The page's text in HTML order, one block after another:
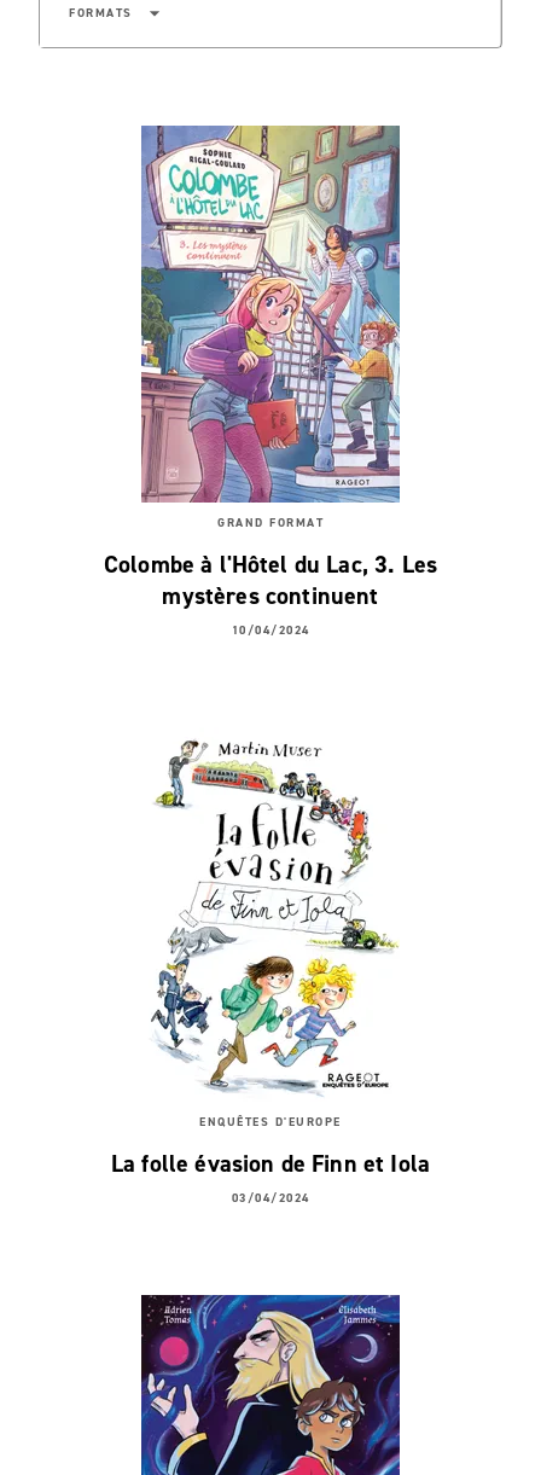
FORMATS arrow_drop_down
GRAND FORMAT
Colombe à l'Hôtel du Lac, 3. Les
mystères continuent
10/04/2024
ENQUÊTES D'EUROPE
La folle évasion de Finn et Iola
03/04/2024